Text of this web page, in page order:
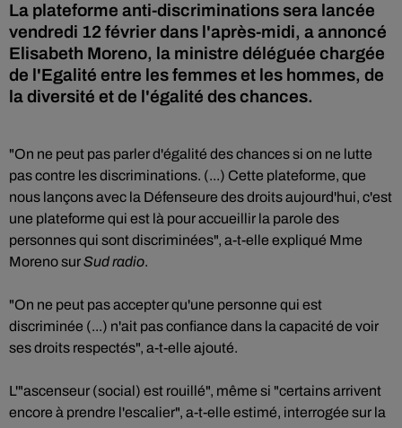
La plateforme anti-discriminations sera lancée
vendredi 12 février dans l'après-midi, a annoncé
Elisabeth Moreno, la ministre déléguée chargée
de l'Egalité entre les femmes et les hommes, de
la diversité et de l'égalité des chances.
"On ne peut pas parler d'égalité des chances si on ne lutte
pas contre les discriminations. (...) Cette plateforme, que
nous lançons avec la Défenseure des droits aujourd'hui, c'est
une plateforme qui est là pour accueillir la parole des
personnes qui sont discriminées", a-t-elle expliqué Mme
Moreno surSud radio.
"On ne peut pas accepter qu'une personne qui est
discriminée (...) n'ait pas confiance dans la capacité de voir
ses droits respectés", a-t-elle ajouté.
L'"ascenseur (social) est rouillé", même si "certains arrivent
encore à prendre l'escalier", a-t-elle estimé, interrogée sur la